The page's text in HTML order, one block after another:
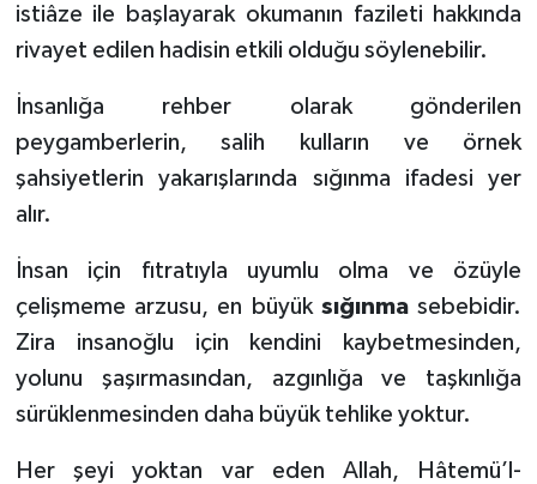
istiâze ile başlayarak okumanın fazileti hakkında
rivayet edilen hadisin etkili olduğu söylenebilir.
İnsanlığa rehber olarak gönderilen
peygamberlerin, salih kulların ve örnek
şahsiyetlerin yakarışlarında sığınma ifadesi yer
alır.
İnsan için fıtratıyla uyumlu olma ve özüyle
çelişmeme arzusu, en büyüksığınmasebebidir.
Zira insanoğlu için kendini kaybetmesinden,
yolunu şaşırmasından, azgınlığa ve taşkınlığa
sürüklenmesinden daha büyük tehlike yoktur.
Her şeyi yoktan var eden Allah, Hâtemü’l-
Erzurum Müftülüğü
Eskişehir Müftülüğü
Gaziantep Müftülüğü
Gümüşhane Müftülüğü
Hakkari Müftülüğü
Hatay Müftülüğü
Iğdır Müftülüğü